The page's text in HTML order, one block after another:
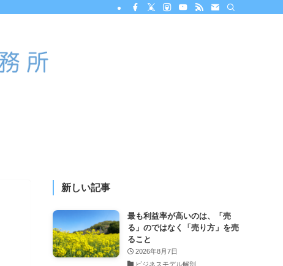
新しい記事
最も利益率が高いのは、「売
る」のではなく「売り方」を売
ること
2026年8月7日
ビジネスモデル解剖